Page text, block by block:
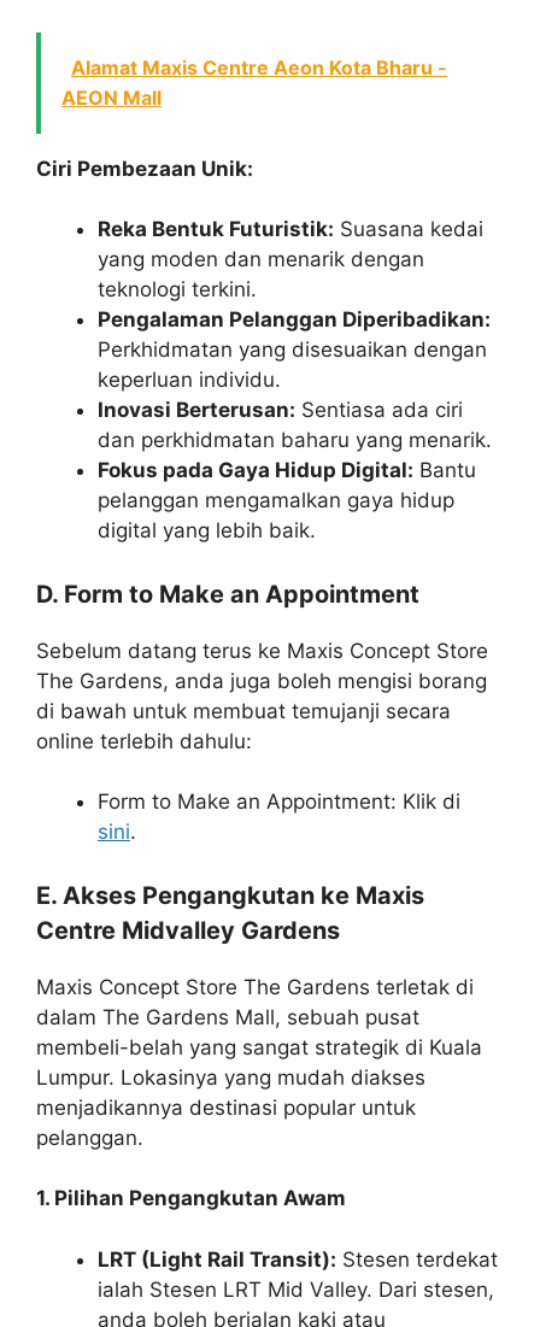
Alamat Maxis Centre Aeon Kota Bharu -
AEON Mall
Ciri Pembezaan Unik:
Reka Bentuk Futuristik: Suasana kedai
yang moden dan menarik dengan
teknologi terkini.
Pengalaman Pelanggan Diperibadikan:
Perkhidmatan yang disesuaikan dengan
keperluan individu.
Inovasi Berterusan: Sentiasa ada ciri
dan perkhidmatan baharu yang menarik.
Fokus pada Gaya Hidup Digital: Bantu
pelanggan mengamalkan gaya hidup
digital yang lebih baik.
D. Form to Make an Appointment
Sebelum datang terus ke Maxis Concept Store
The Gardens, anda juga boleh mengisi borang
di bawah untuk membuat temujanji secara
online terlebih dahulu:
Form to Make an Appointment: Klik di
sini.
E. Akses Pengangkutan ke Maxis
Centre Midvalley Gardens
Maxis Concept Store The Gardens terletak di
dalam The Gardens Mall, sebuah pusat
membeli-belah yang sangat strategik di Kuala
Lumpur. Lokasinya yang mudah diakses
menjadikannya destinasi popular untuk
pelanggan.
1. Pilihan Pengangkutan Awam
LRT (Light Rail Transit): Stesen terdekat
ialah Stesen LRT Mid Valley. Dari stesen,
anda boleh berjalan kaki atau